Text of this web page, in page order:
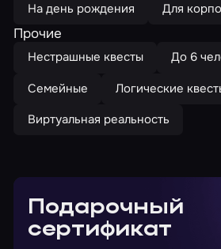
На день рождения Для
Прочие
Нестрашные квесты
До 6
Семейные
Логические
Виртуальная реальность
Подарочный
сертификат